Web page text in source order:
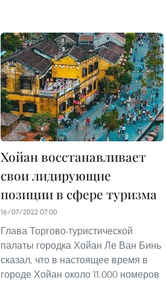
Хойан восстанавливает
свои лидирующие
позиции в сфере туризма
16/07/2022 07:00
Глава Торгово-туристической
палаты городка Хойан Ле Ван Бинь
сказал, что в настоящее время в
городе Хойан около 11.000 номеров